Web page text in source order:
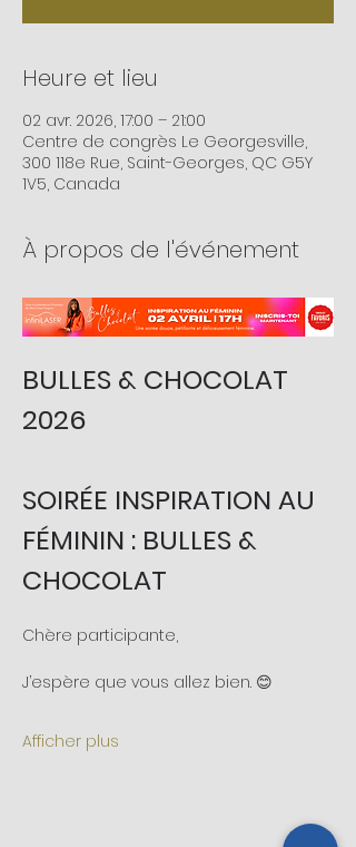
Heure et lieu
02 avr. 2026, 17:00 – 21:00
Centre de congrès Le Georgesville,
300 118e Rue, Saint-Georges, QC G5Y
1V5, Canada
À propos de l'événement
BULLES & CHOCOLAT
2026
SOIRÉE INSPIRATION AU
FÉMININ : BULLES &
CHOCOLAT
Chère participante,
J’espère que vous allez bien. 😊
Afficher plus